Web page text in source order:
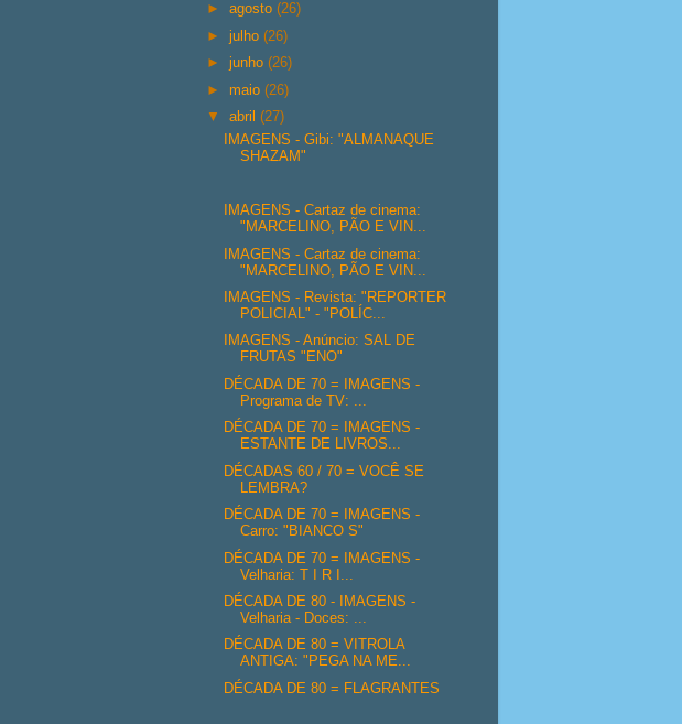
►agosto(26)
►julho(26)
►junho(26)
► maio(26)
▼abril(27)
IMAGENS - Gibi: "ALMANAQUE
SHAZAM"
IMAGENS - Cartaz de cinema:
"MARCELINO, PÃO E VIN...
IMAGENS - Cartaz de cinema:
"MARCELINO, PÃO E VIN...
IMAGENS - Revista: "REPORTER
POLICIAL" - "POLÍC...
IMAGENS - Anúncio: SAL DE
FRUTAS "ENO"
DÉCADA DE 70 = IMAGENS -
Programa de TV: ...
DÉCADA DE 70 = IMAGENS -
ESTANTE DE LIVROS...
DÉCADAS 60 / 70 = VOCÊ SE
LEMBRA?
DÉCADA DE 70 = IMAGENS -
Carro: "BIANCO S"
DÉCADA DE 70 = IMAGENS -
Velharia: T I R I...
DÉCADA DE 80 - IMAGENS -
Velharia - Doces: ...
DÉCADA DE 80 = VITROLA
ANTIGA: "PEGA NA ME...
DÉCADA DE 80 = FLAGRANTES